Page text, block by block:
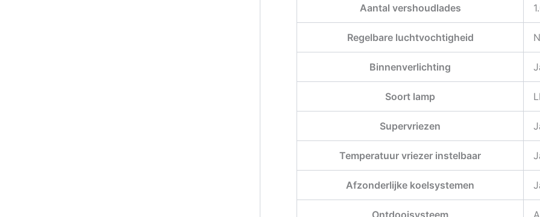
Aantal vershoudlades
Regelbare luchtvochtigheid
Binnenverlichting
Soort lamp
Supervriezen
Temperatuur vriezer instelbaar
Afzonderlijke koelsystemen